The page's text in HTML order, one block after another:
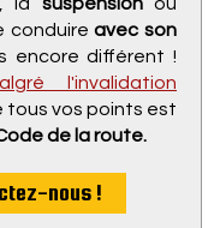
conduireavec son
encore différent !
l'invalidation
tous vos points est
de la route.
nous !